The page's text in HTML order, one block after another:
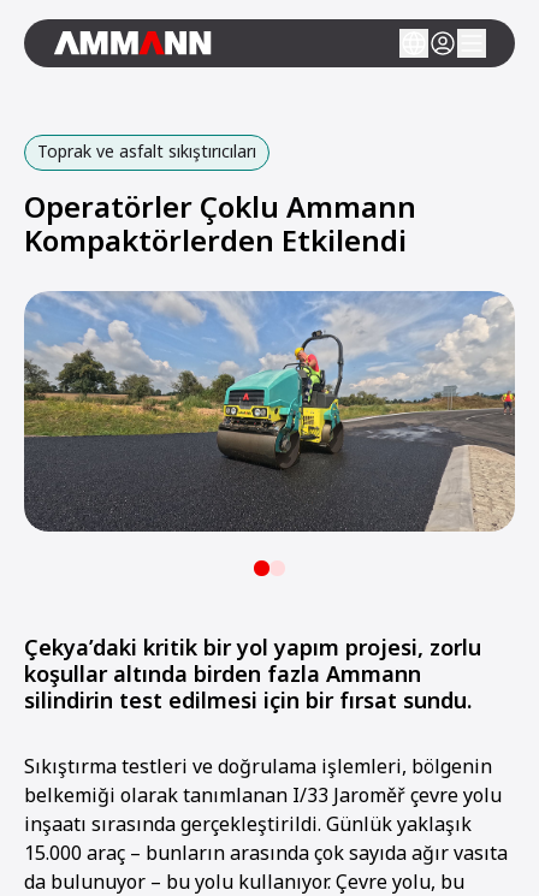
Toprak ve asfalt sıkıştırıcıları
Operatörler Çoklu Ammann
Kompaktörlerden Etkilendi
Çekya’daki kritik bir yol yapım projesi, zorlu
koşullar altında birden fazla Ammann
silindirin test edilmesi için bir fırsat sundu.
Sıkıştırma testleri ve doğrulama işlemleri, bölgenin
belkemiği olarak tanımlanan I/33 Jaroměř çevre yolu
inşaatı sırasında gerçekleştirildi. Günlük yaklaşık
15.000 araç – bunların arasında çok sayıda ağır vasıta
da bulunuyor – bu yolu kullanıyor. Çevre yolu, bu